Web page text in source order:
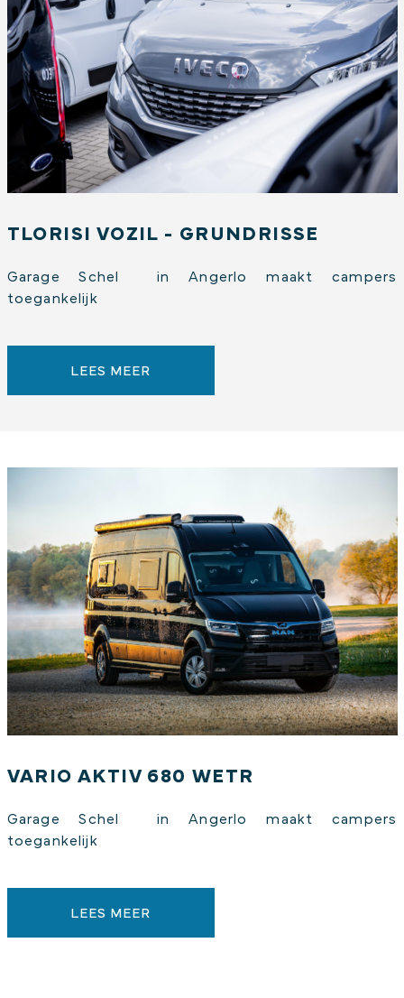
TLORISI VOZIL - GRUNDRISSE
Garage Schel in Angerlo maakt campers
toegankelijk
LEES MEER
VARIO AKTIV 680 WETR
Garage Schel in Angerlo maakt campers
toegankelijk
LEES MEER